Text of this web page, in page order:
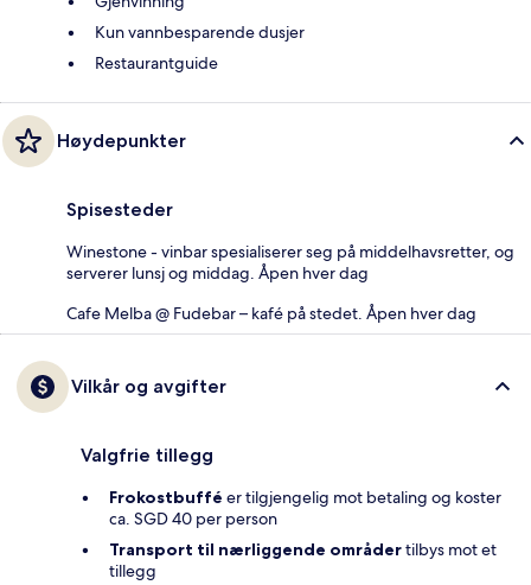
Kun vannbesparende dusjer
Restaurantguide
Høydepunkter
Spisesteder
Winestone - vinbar spesialiserer seg på middelhavsretter, og
serverer lunsj og middag. Åpen hver dag
Cafe Melba @ Fudebar – kafé på stedet. Åpen hver dag
Vilkår og avgifter
Valgfrie tillegg
Frokostbuffé er tilgjengelig mot betaling og koster
ca. SGD 40 per person
Transport til nærliggende områdertilbys mot et
tillegg